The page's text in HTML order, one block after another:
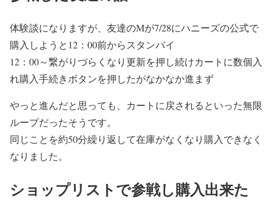
体験談になりますが、友達のMが7/28にハニーズの公式で
購入しようと12：00前からスタンバイ
12：00～繋がりづらくなり更新を押し続けカートに数個入
れ購入手続きボタンを押したがなかなか進まず
やっと進んだと思っても、カートに戻されるといった無限
ループだったそうです。
同じことを約50分繰り返して在庫がなくなり購入できなく
なりました。
ショップリストで参戦し購入出来た